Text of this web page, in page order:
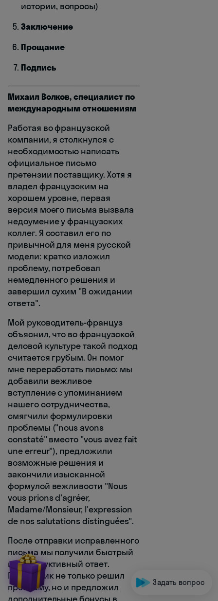
истории, вопросы)
Заключение
Прощание
Подпись
Михаил Волков, специалист по
международным отношениям
Работая во французской
компании, я столкнулся с
необходимостью написать
официальное письмо
претензии поставщику. Хотя я
владел французским на
хорошем уровне, первая
версия моего письма вызвала
недоумение у французских
коллег. Я составил его по
привычной для меня русской
модели: кратко изложил
проблему, потребовал
немедленного решения и
завершил сухим "В ожидании
ответа".
Мой руководитель-француз
объяснил, что во французской
деловой культуре такой подход
считается грубым. Он помог
мне переработать письмо: мы
добавили вежливое
вступление с упоминанием
нашего сотрудничества,
смягчили формулировки
проблемы ("nous avons
constaté" вместо "vous avez fait
une erreur"), предложили
возможные решения и
закончили изысканной
формулой вежливости "Nous
vous prions d'agréer,
Madame/Monsieur, l'expression
de nos salutations distinguées".
После отправки исправленного
письма мы получили быстрый
и конструктивный ответ.
Поставщик не только решил
проблему, но и предложил
Задать вопрос